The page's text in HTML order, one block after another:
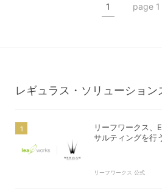
1
page 1
レギュラス・ソリューション
リーフワークス、
サルティングを行
リーフワークス 公式